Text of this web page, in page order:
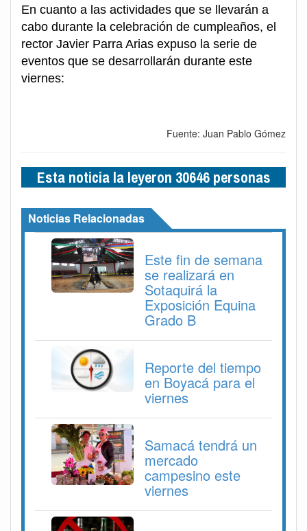
En cuanto a las actividades que se llevarán a
cabo durante la celebración de cumpleaños, el
rector Javier Parra Arias expuso la serie de
eventos que se desarrollarán durante este
viernes:
Fuente: Juan Pablo Gómez
Esta noticia la leyeron 30646 personas
Noticias Relacionadas
Este fin de semana
se realizará en
Sotaquirá la
Exposición Equina
Grado B
Reporte del tiempo
en Boyacá para el
viernes
Samacá tendrá un
mercado
campesino este
viernes